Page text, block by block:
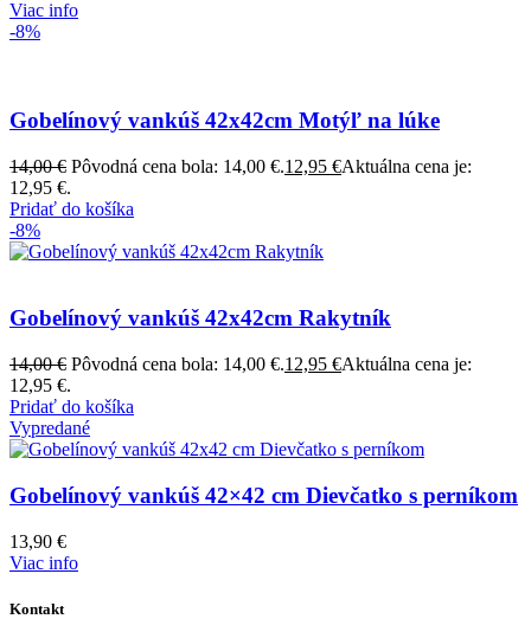
Viac info
-8%
Gobelínový vankúš 42x42cm Motýľ na lúke
14,00€ Pôvodná cena bola: 14,00 €.12,95 €Aktuálna cena je:
12,95 €.
Pridať do košíka
-8%
Gobelínový vankúš 42x42cm Rakytník
14,00€ Pôvodná cena bola: 14,00 €.12,95 €Aktuálna cena je:
12,95 €.
Pridať do košíka
Vypredané
Gobelínový vankúš 42×42 cm Dievčatko s perníkom
13,90 €
Viac info
Kontakt